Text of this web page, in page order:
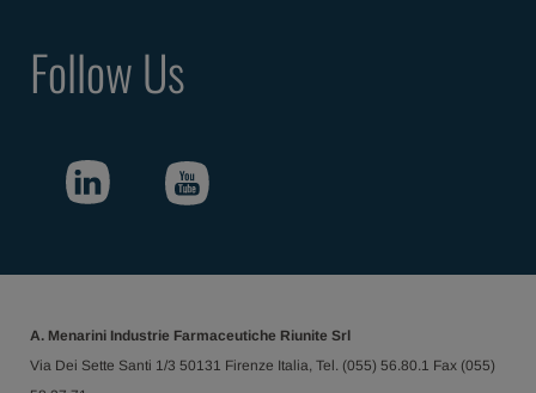
Follow Us
A. Menarini Industrie Farmaceutiche Riunite Srl
Via Dei Sette Santi 1/3 50131 Firenze Italia, Tel. (055) 56.80.1 Fax (055)